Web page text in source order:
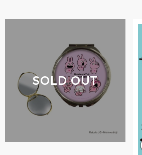
SOLD OUT